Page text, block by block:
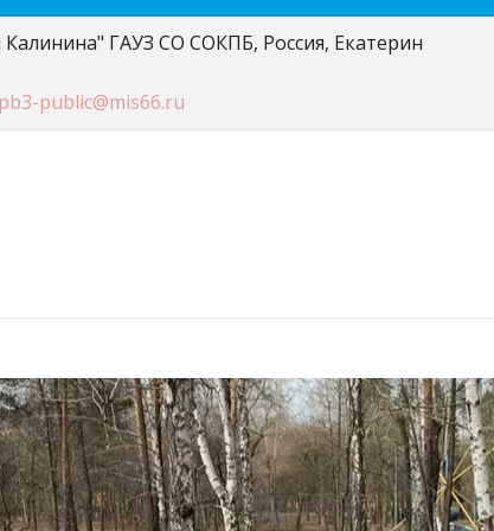
Калинина" ГАУЗ СО СОКПБ, Россия, Екатерин
public@mis66.ru